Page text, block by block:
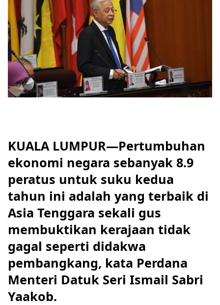
KUALA LUMPUR—Pertumbuhan
ekonomi negara sebanyak 8.9
peratus untuk suku kedua
tahun ini adalah yang terbaik di
Asia Tenggara sekali gus
membuktikan kerajaan tidak
gagal seperti didakwa
pembangkang, kata Perdana
Menteri Datuk Seri Ismail Sabri
Yaakob.